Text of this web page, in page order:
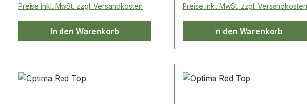
Preise inkl. MwSt. zzgl. Versandkosten
In den Warenkorb
Preise inkl. MwSt. zzgl. Versandkosten
In den Warenkorb